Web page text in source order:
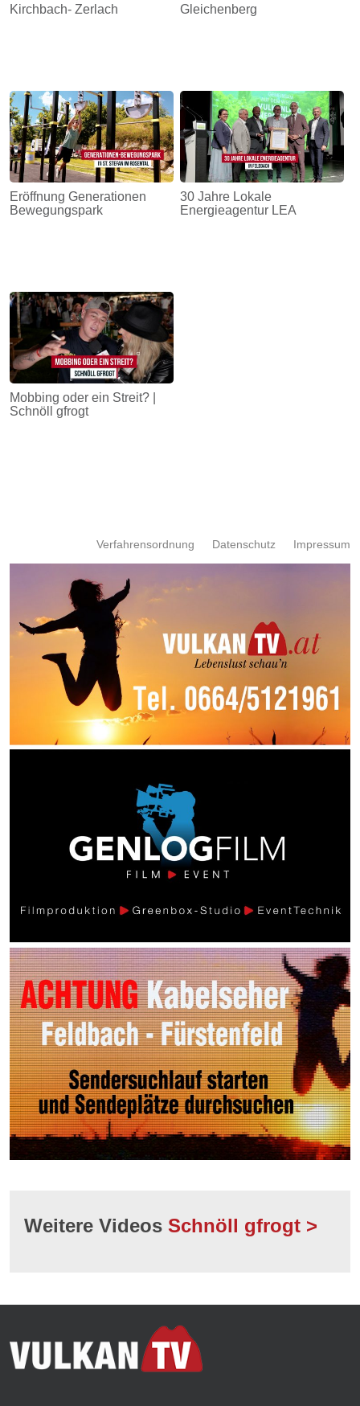
Kirchbach- Zerlach
Gleichenberg
Eröffnung Generationen
Bewegungspark
30 Jahre Lokale
Energieagentur LEA
Mobbing oder ein Streit? |
Schnöll gfrogt
Impressum
Datenschutz
Verfahrensordnung
Weitere Videos Schnöll gfrogt >